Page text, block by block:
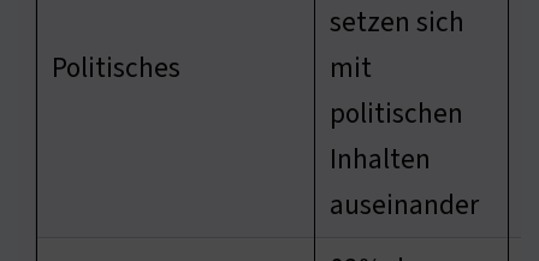
Politisches
setzen sich
mit
politischen
Inhalten
auseinander